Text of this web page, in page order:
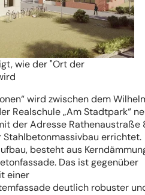
wie der "Ort der
wird zwischen dem
Realschule „Am Stadtpark“
der Adresse Rathenaustraße
Stahlbetonmassivbau errichtet.
besteht aus
Das ist gegenüber
einer
deutlich robuster